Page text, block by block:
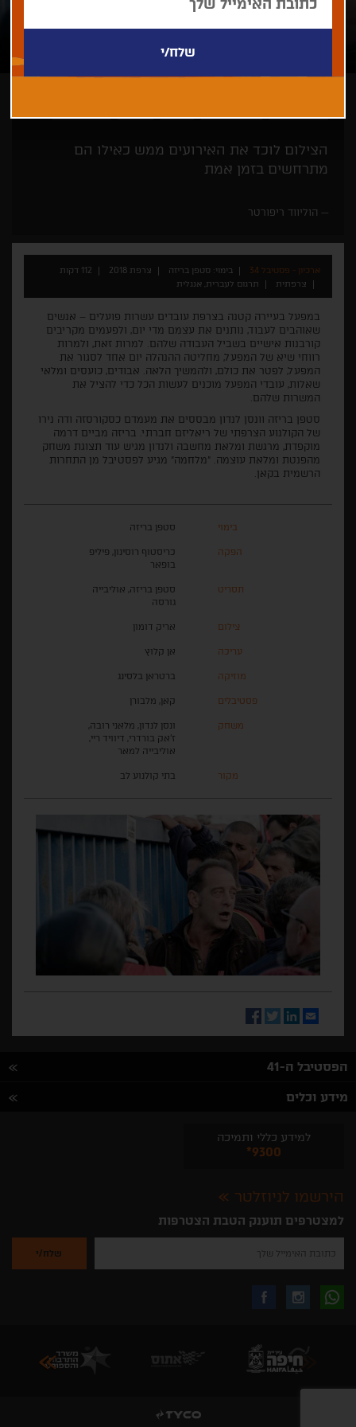
הצילום לוכד את האירועים ממש כאילו הם
מתרחשים בזמן אמת
הוליווד ריפורטר
ארכיון - פסטיבל 34 בימוי: סטפן בריזה צרפת 2018
112 דקות
צרפתית
תרגום לעברית, אנגלית
במפעל בעיירה קטנה בצרפת עובדים עשרות פועלים – אנשים
שאוהבים לעבוד, נותנים את עצמם מדי יום, ולפעמים מקריבים
קורבנות אישיים בשביל העבודה שלהם. למרות זאת, ולמרות
רווחי שיא של המפעל, מחליטה ההנהלה יום אחד לסגור את
המפעל, לפטר את כולם, ולהמשיך הלאה. אבודים, כועסים ומלאי
שאלות, עובדי המפעל מוכנים לעשות הכל כדי להציל את
המשרות שלהם.
סטפן בריזה וונסן לנדון מבססים את מעמדם כסקורסזה ודה נירו
של הקולנוע הצרפתי של ריאליזם חברתי. בריזה מביים דרמה
מוקפדת, מרגשת ומלאת מחשבה ולנדון מגיש עוד תצוגת משחק
מהפנטת ומלאת עוצמה. "מלחמה" מגיע לפסטיבל מן התחרות
הרשמית בקאן.
בימוי סטפן בריזה
הפקה
כריסטוף רוסינון, פיליפ
בופאר
תסריט
סטפן בריזה, אוליבייה
גורסה
צילום אריק דומון
עריכה אן קלוץ
מוזיקה ברטראן בלסינג
פסטיבלים קאן, מלבורן
משחק
ונסן לנדון, מלאני רובה,
ז'אק בורדרי, דיוויד ריי,
אוליבייה למאר
מקור בתי קולנוע לב
Email
LinkedIn
Twitter
Facebook
הפסטיבל ה-41
מידע וכלים
למידע כללי ותמיכה
*9300
הירשמו לניוזלטר
למצטרפים תוענק הטבת הצטרפות
להזין
שלך
להרשמה
לקבלת
באינסטגרם
עקבו
בפייסבוק